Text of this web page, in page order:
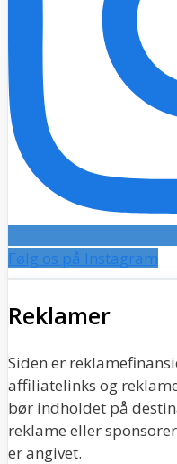
Følg os på Instagram
Reklamer
Siden er
affiliatelinks og
bør indholdet på
reklame eller
er angivet.